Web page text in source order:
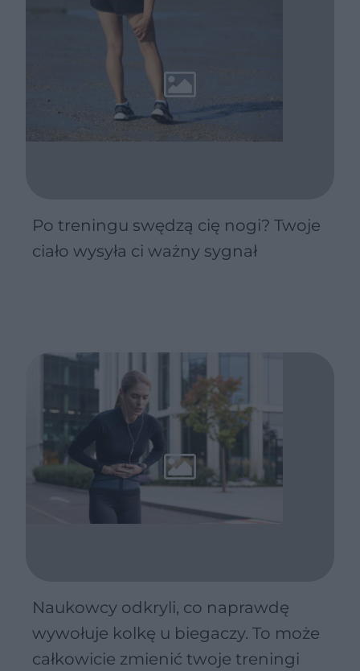
Po treningu swędzą cię nogi? Twoje
ciało wysyła ci ważny sygnał
Naukowcy odkryli, co naprawdę
wywołuje kolkę u biegaczy. To może
całkowicie zmienić twoje treningi